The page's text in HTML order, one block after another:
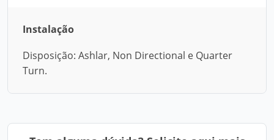
Instalação
Disposição: Ashlar, Non Directional e Quarter
Turn.